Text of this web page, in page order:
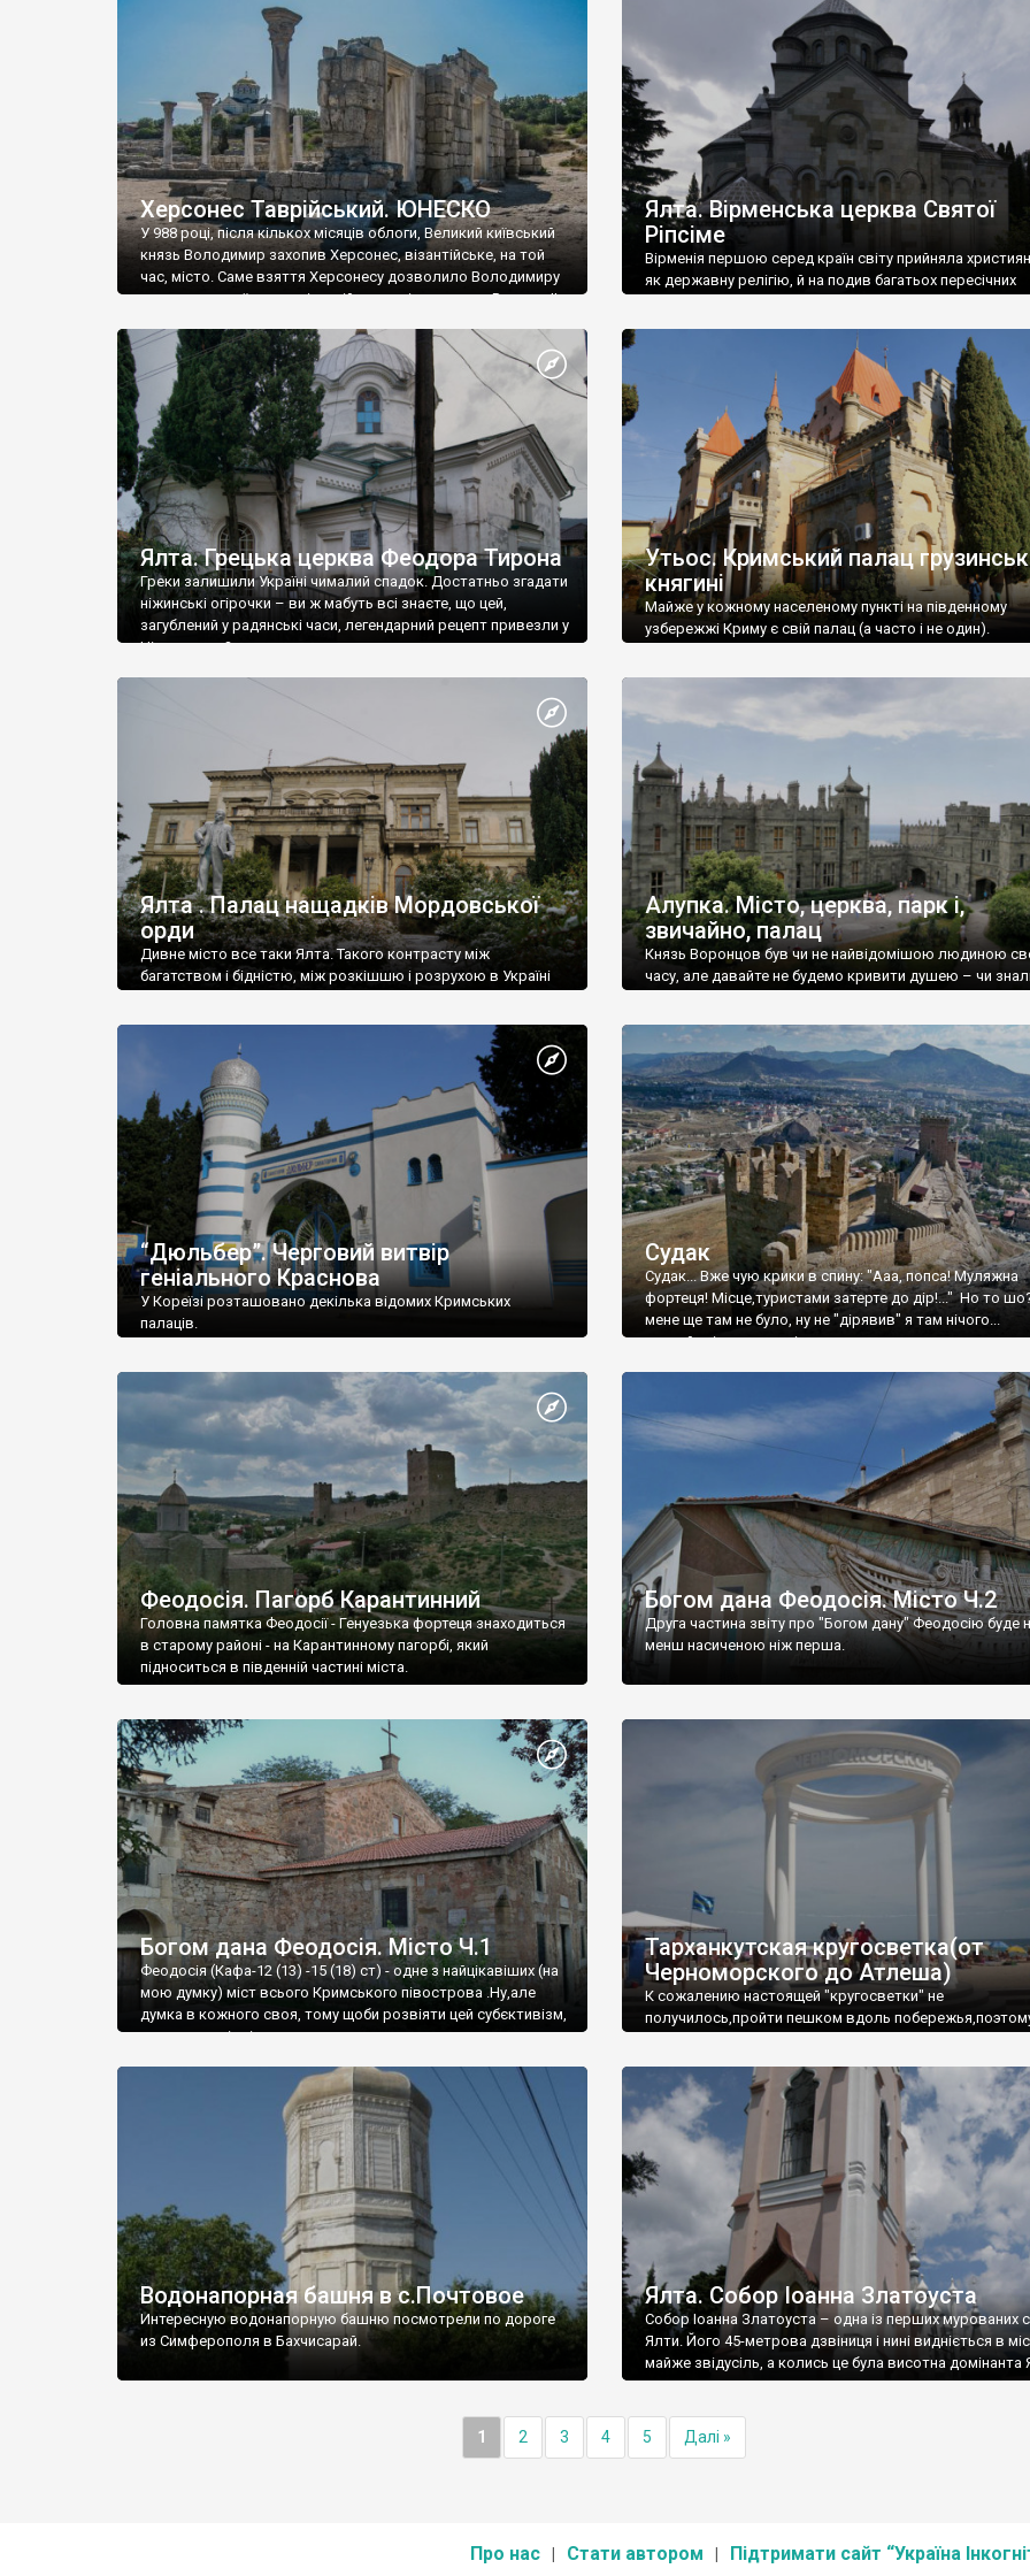
візантійської доби. Раритети викрадені з фондів об’єкту
культурної спадщини ЮНЕСКО «Херсонеса Таврійського».
Офіційно – на виставку «Золото Візантії», але експерти та
влада в Україні вважають це лише […]
називаються «повстяками» (postaki)…” “Вино. Крим
виробляє відмінне вино і його вдосталь: воно все
легке біле і дуже […]
Херсонес Таврійський. ЮНЕСКО
У 988 році, після кількох місяців облоги, Великий київський
князь Володимир захопив Херсонес, візантійське, на той
час, місто. Саме взяття Херсонесу дозволило Володимиру
диктувати свої умови візантійському імператору Василю ІІ,
Херсонесі Володимир-язичник, став Василем-
християнином. А потім було Хрещення Русі. На честь
Херсонесу Таврійського названо місто […]
Ялта. Вірменська церква Святої
Ріпсіме
Вірменія першою серед країн світу прийняла
як державну релігію, й на подив багатьох пересічних
Ялта. Грецька церква Феодора Тирона
Греки залишили Україні чималий спадок. Достатньо згадати
ніжинські огірочки – ви ж мабуть всі знаєте, що цей,
загублений у радянські часи, легендарний рецепт привезли у
Ніжин греки?
Утьос. Кримський палац
княгині
Майже у кожному населеному пункті на південному
узбережжі Криму є свій палац (а часто і не один).
Ялта . Палац нащадків Мордовської
орди
Дивне місто все таки Ялта. Такого контрасту між
багатством і бідністю, між розкішшю і розрухою в Україні
Алупка. Місто, церква, парк і,
звичайно, палац
Князь Воронцов був чи не найвідомішою людиною
часу, але давайте не будемо кривити душею – чи
“Дюльбер”. Черговий витвір
геніального Краснова
У Кореїзі розташовано декілька відомих Кримських
палаців.
Судак
Судак... Вже чую крики в спину: "Ааа, попса! Муляжна
фортеця! Місце,туристами затерте до дір!..." Но то
мене ще там не було, ну не "дірявив" я там нічого...
принаймні до цього літа.
Феодосія. Пагорб Карантинний
Головна памятка Феодосії - Генуезька фортеця знаходиться
в старому районі - на Карантинному пагорбі, який
підноситься в південній частині міста.
Богом дана Феодосія. Місто Ч.2
Друга частина звіту про "Богом дану" Феодосію буде
менш насиченою ніж перша.
Богом дана Феодосія. Місто Ч.1
Феодосія (Кафа-12 (13) -15 (18) ст) - одне з найцікавіших (на
мою думку) міст всього Кримського півострова .Ну,але
думка в кожного своя, тому щоби розвіяти цей субєктивізм,
запрошую відвідати це
Тарханкутская кругосветка(от
Черноморского до Атлеша)
К сожалению настоящей "кругосветки" не
получилось,пройти пешком вдоль
Водонапорная башня в с.Почтовое
Интересную водонапорную башню посмотрели по дороге
из Симферополя в Бахчисарай.
Ялта. Собор Іоанна Златоуста
Собор Іоанна Златоуста – одна із перших мурованих
Ялти. Його 45-метрова дзвіниця і нині видніється в
майже звідусіль, а колись це була висотна домінанта
1 2 3 4 5 Далі »
Про нас Стати автором Підтримати сайт “Україна